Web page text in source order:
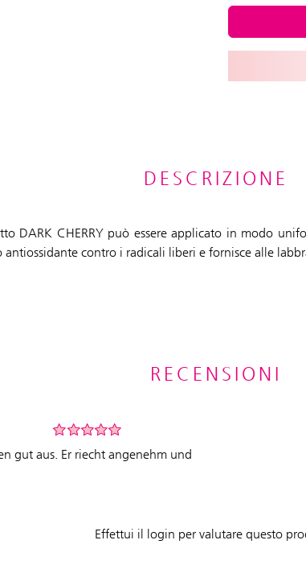
DESCRIZIONE
DARK CHERRY può essere applicato in modo
contro i radicali liberi e fornisce alle
RECENSIONI
gut aus. Er riecht angenehm und
Effettui il login per valutare questo